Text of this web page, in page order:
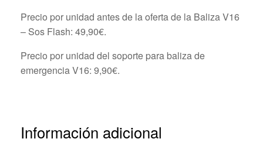
Precio por unidad antes de la oferta de la Baliza V16
– Sos Flash: 49,90€.
Precio por unidad del soporte para baliza de
emergencia V16: 9,90€.
Información adicional